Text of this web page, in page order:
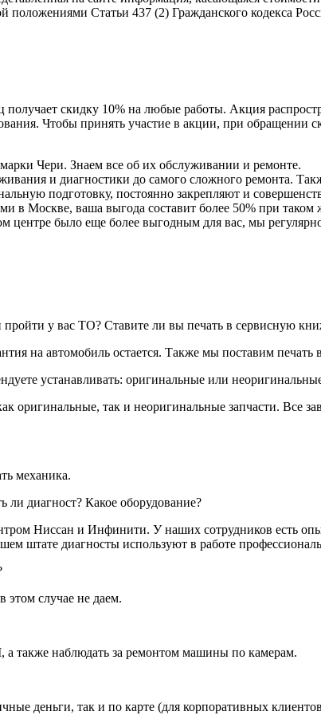
положениями Статьи 437 (2) Гражданского кодекса
скидку 10% на любые работы. Акция
Чтобы принять участие в акции, при обращении
Чери. Знаем все об их обслуживании и ремонте.
и диагностики до самого сложного ремонта.
подготовку, постоянно закрепляют и
в Москве, ваша выгода составит более 50% при таком
центре было еще более выгодным для вас, мы
у вас ТО? Ставите ли вы печать в сервисную
на автомобиль остается. Также мы поставим
устанавливать: оригинальные или
оригинальные, так и неоригинальные запчасти. Все
механика.
диагност? Какое оборудование?
Ниссан и Инфинити. У наших сотрудников есть
штате диагносты используют в работе
случае не даем.
а также наблюдать за ремонтом машины по камерам.
деньги, так и по карте (для корпоративных